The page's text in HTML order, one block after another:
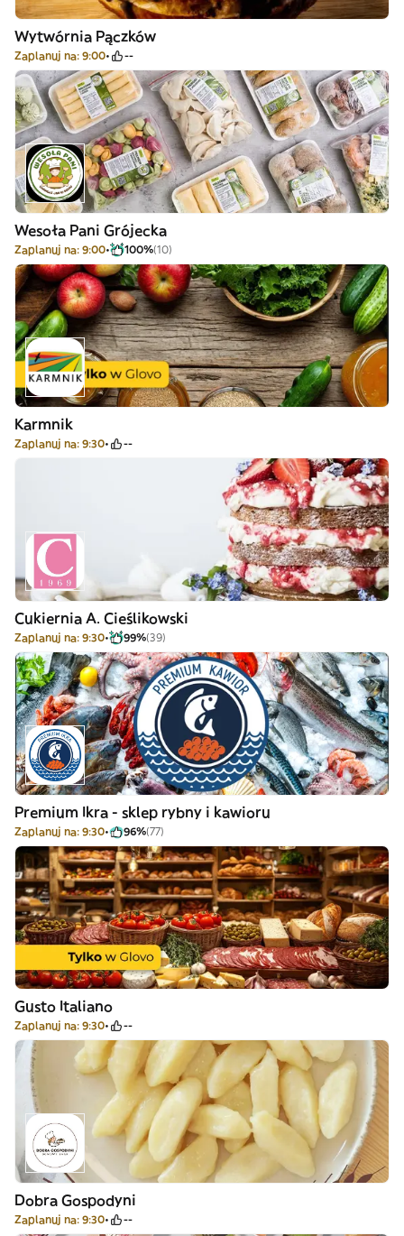
Wytwórnia Pączków
Zaplanuj na: 9:00 --
Wesoła Pani Grójecka
Zaplanuj na: 9:00 100%(10)
Karmnik
Zaplanuj na: 9:30 --
Cukiernia A. Cieślikowski
Zaplanuj na: 9:30 99%(39)
Premium Ikra - sklep rybny i kawioru
Zaplanuj na: 9:30 96%(77)
Gusto Italiano
Zaplanuj na: 9:30 --
Dobra Gospodyni
Zaplanuj na: 9:30 --